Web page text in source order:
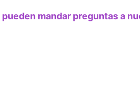
pueden mandar preguntas a